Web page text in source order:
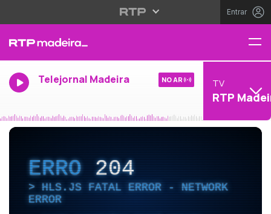
Entrar
Telejornal Madeira NO AR TV
RTP
ERRO204
HLS.JS FATAL ERROR - NETWORK
ERROR